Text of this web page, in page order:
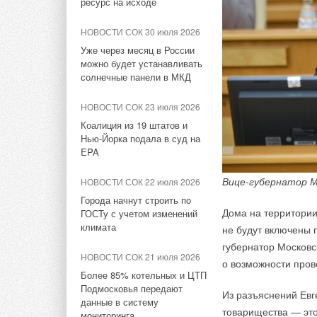
НОВОСТИ СОК 30 июля 2026
Уже через месяц в России
можно будет устанавливать
солнечные панели в МКД
НОВОСТИ СОК 23 июля 2026
Коалиция из 19 штатов и
Нью-Йорка подала в суд на
EPA
НОВОСТИ СОК 22 июля 2026
Города начнут строить по
ГОСТу с учетом изменений
климата
НОВОСТИ СОК 21 июля 2026
Более 85% котельных и ЦТП
Подмосковья передают
данные в систему
Вице-губернатор
Дома на
не будут включены
губернатор
о возможности
Из разъяснений
товарищества —
НОВОСТИ СОК 1 июля 2026
Водородный аккумулятор с
хранения
НОВОСТИ СОК 29 июня 2026
Водородная добавка
вдвое экономичнее
НОВОСТИ СОК 17 июня 2026
В Китае реализован первый
производства водорода от
СЭС
повторяет путь нефтяного
рынка 1970-х годов
намерены
этом говорится в
“В соответствии с
совместно искать
транспорте
— говорится в
Компании начнут
реализации
других
экономики,
транспортировки
в промышленный
(NRW).
Возможные
где продолжается
НОВОСТИ СОК 17 июля 2018
CIAT запускает модельный
НОВОСТИ СОК 16 марта 2015
2015
Выставка «Мир
Системы прецизионного
кондиционирования воздуха
для помещений с
компьютерной техникой
НОВОСТИ СОК 7 августа 2026
ПВУ «Катунь» в
Один из
телебашня –
Телебашня
соответствует
Запросом от
компактное и с
CIATподобрал
Airtech. Это